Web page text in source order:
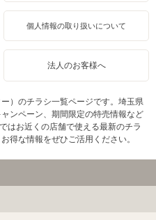
個人情報の取り扱いについて
法人のお客様へ
）のチラシ一覧ページです。埼玉県
ンペーン、期間限定の特売情報など
はお近くの店舗で使える最新のチラ
得な情報をぜひご活用ください。